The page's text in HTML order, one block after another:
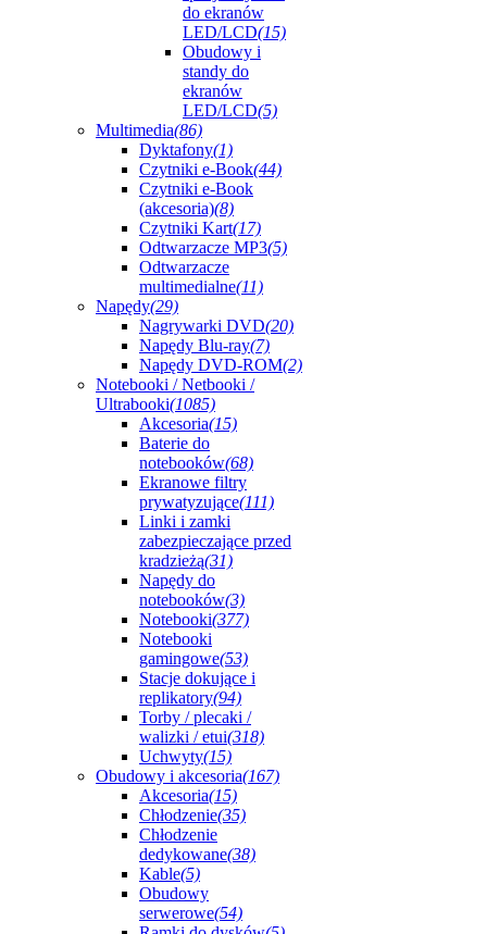
do ekranów
LED/LCD(15)
Obudowy i
standy do
ekranów
LED/LCD(5)
Multimedia(86)
Dyktafony(1)
Czytniki e-Book(44)
Czytniki e-Book
(akcesoria)(8)
Czytniki Kart(17)
Odtwarzacze MP3(5)
Odtwarzacze
multimedialne(11)
Napędy(29)
Nagrywarki DVD(20)
Napędy Blu-ray(7)
Napędy DVD-ROM(2)
Notebooki / Netbooki /
Ultrabooki(1085)
Akcesoria(15)
Baterie do
notebooków(68)
Ekranowe filtry
prywatyzujące(111)
Linki i zamki
zabezpieczające przed
kradzieżą(31)
Napędy do
notebooków(3)
Notebooki(377)
Notebooki
gamingowe(53)
Stacje dokujące i
replikatory(94)
Torby / plecaki /
walizki / etui(318)
Uchwyty(15)
Obudowy i akcesoria(167)
Akcesoria(15)
Chłodzenie(35)
Chłodzenie
dedykowane(38)
Kable(5)
Obudowy
serwerowe(54)